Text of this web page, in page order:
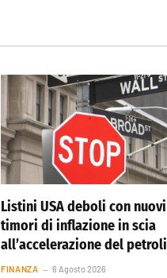
Listini USA deboli con nuovi
timori di inflazione in scia
all’accelerazione del
FINANZA 6 Agosto 2026